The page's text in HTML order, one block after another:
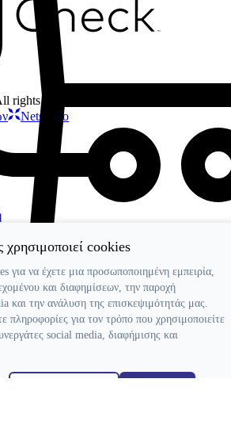
Ενδοδοντίας
rights reserved.
Netstudio
χρησιμοποιεί cookies
για να έχετε μια προσωποποιημένη εμπειρία,
και διαφημίσεων, την παροχή
και την ανάλυση της επισκεψιμότητάς μας.
πληροφορίες για τον τρόπο που χρησιμοποιείτε
social media, διαφήμισης και